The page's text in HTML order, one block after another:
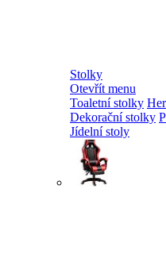
Stolky
Otevřít menu
Toaletní stolky
Dekorační stolky
Jídelní stoly